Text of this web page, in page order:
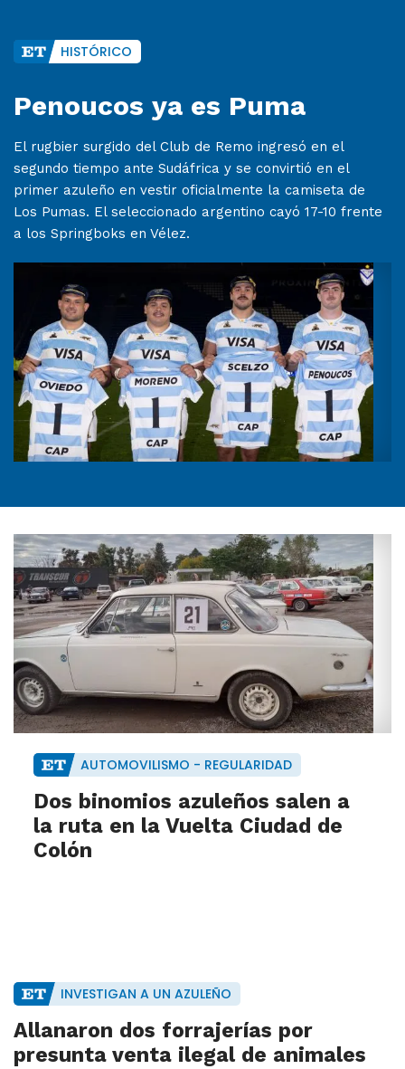
HISTÓRICO
Penoucos ya es Puma
El rugbier surgido del Club de Remo ingresó en el
segundo tiempo ante Sudáfrica y se convirtió en el
primer azuleño en vestir oficialmente la camiseta de
Los Pumas. El seleccionado argentino cayó 17-10 frente
a los Springboks en Vélez.
AUTOMOVILISMO - REGULARIDAD
Dos binomios azuleños salen a
la ruta en la Vuelta Ciudad de
Colón
INVESTIGAN A UN AZULEÑO
Allanaron dos forrajerías por
presunta venta ilegal de animales